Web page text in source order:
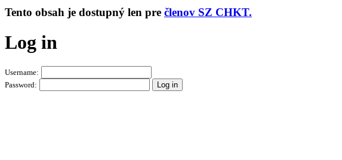
Tento obsah je dostupný len pre členov SZ CHKT.
Log in
Username:
Password: